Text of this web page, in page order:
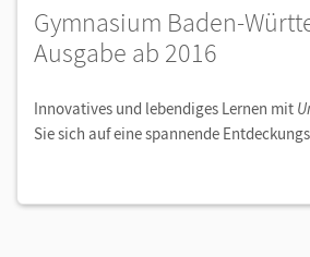
Gymnasium Baden-
Ausgabe ab 2016
Innovatives und lebendiges Lernen mit
Sie sich auf eine spannende